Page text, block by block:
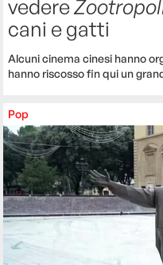
vedere
cani e gatti
Alcuni cinema cinesi hanno
hanno riscosso fin qui un
Pop